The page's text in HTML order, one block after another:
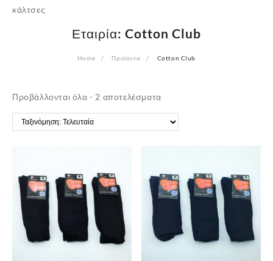
κάλτσες
Εταιρία: Cotton Club
Home Προϊόντα Cotton Club
Προβάλλονται όλα - 2 αποτελέσματαSorted
by
latest